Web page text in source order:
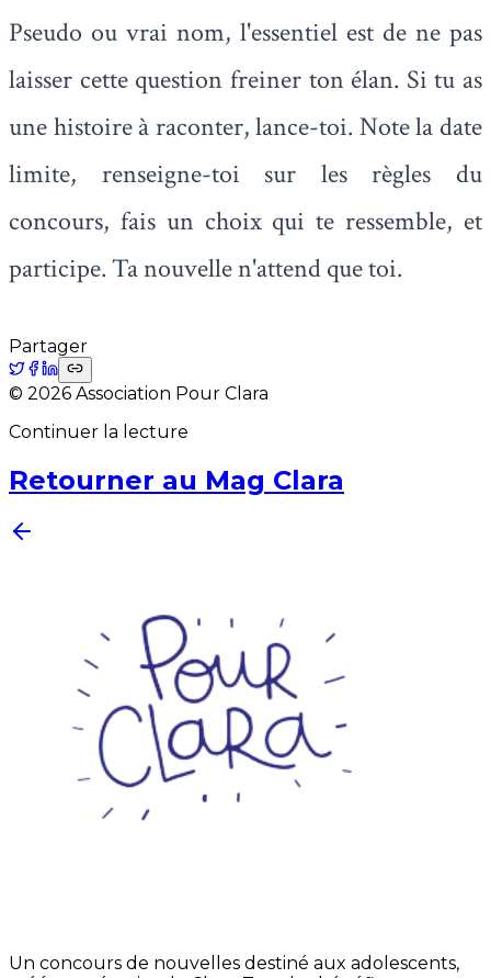
Pseudo ou vrai nom, l'essentiel est de ne pas
laisser cette question freiner ton élan. Si tu as
une histoire à raconter, lance-toi. Note la date
limite, renseigne-toi sur les règles du
concours, fais un choix qui te ressemble, et
participe. Ta nouvelle n'attend que toi.
Partager
© 2026 Association Pour Clara
Continuer la lecture
Retourner au Mag Clara
Un concours de nouvelles destiné aux adolescents,